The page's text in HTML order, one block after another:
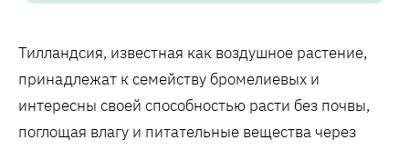
Тилландсия, известная как воздушное растение,
принадлежат к семейству бромелиевых и
интересны своей способностью расти без почвы,
поглощая влагу и питательные вещества через